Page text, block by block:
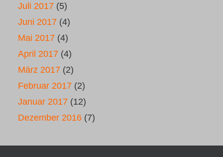
Juli 2017 (5)
Juni 2017 (4)
Mai 2017 (4)
April 2017 (4)
März 2017 (2)
Februar 2017 (2)
Januar 2017 (12)
Dezember 2016 (7)